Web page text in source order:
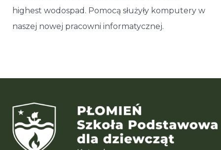
highest wodospad. Pomocą służyły komputery w
naszej nowej pracowni informatycznej.